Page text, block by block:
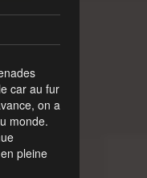
car au fur
on a
monde.
pleine